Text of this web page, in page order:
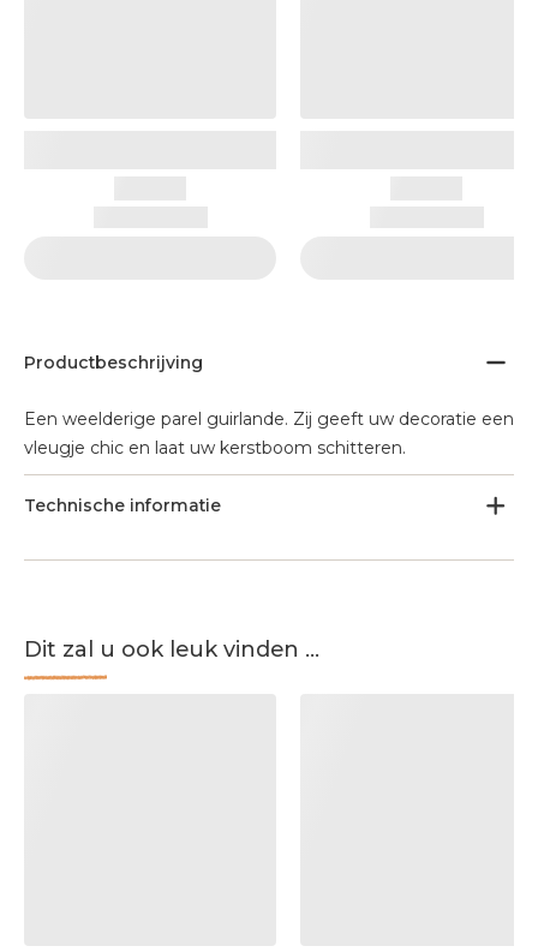
Productbeschrijving
Een weelderige parel guirlande. Zij geeft uw decoratie een
vleugje chic en laat uw kerstboom schitteren.
Technische informatie
Dit zal u ook leuk vinden ...